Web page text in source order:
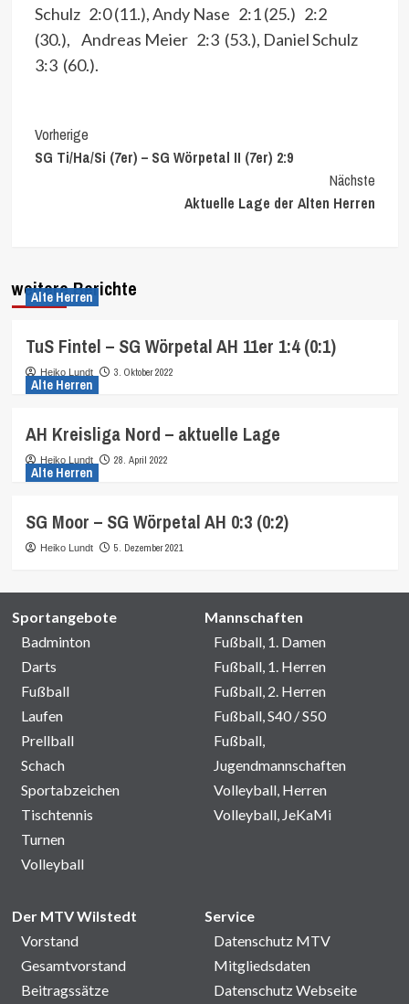
Schulz 2:0 (11.), Andy Nase 2:1 (25.) 2:2
(30.), Andreas Meier 2:3 (53.), Daniel Schulz
3:3 (60.).
Continue
Reading
Vorherige
SG Ti/Ha/Si (7er) – SG Wörpetal II (7er) 2:9
Nächste
Aktuelle Lage der Alten Herren
weitere Berichte
Alte Herren
TuS Fintel – SG Wörpetal AH 11er 1:4 (0:1)
Heiko Lundt 3. Oktober 2022
Alte Herren
AH Kreisliga Nord – aktuelle Lage
Heiko Lundt 28. April 2022
Alte Herren
SG Moor – SG Wörpetal AH 0:3 (0:2)
Heiko Lundt 5. Dezember 2021
Sportangebote
Badminton
Darts
Fußball
Laufen
Prellball
Schach
Sportabzeichen
Tischtennis
Turnen
Volleyball
Mannschaften
Fußball, 1. Damen
Fußball, 1. Herren
Fußball, 2. Herren
Fußball, S40 / S50
Fußball,
Jugendmannschaften
Volleyball, Herren
Volleyball, JeKaMi
Der MTV Wilstedt
Vorstand
Gesamtvorstand
Beitragssätze
Service
Datenschutz MTV
Mitgliedsdaten
Datenschutz Webseite